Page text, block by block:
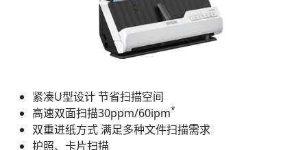
紧凑U型设计 节省扫描空间
高速双面扫描30ppm/60ipm*
双重进纸方式 满足多种文件扫描需求
护照、卡片扫描